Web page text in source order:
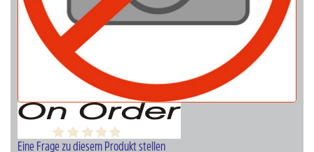
Eine Frage zu diesem Produkt stellen